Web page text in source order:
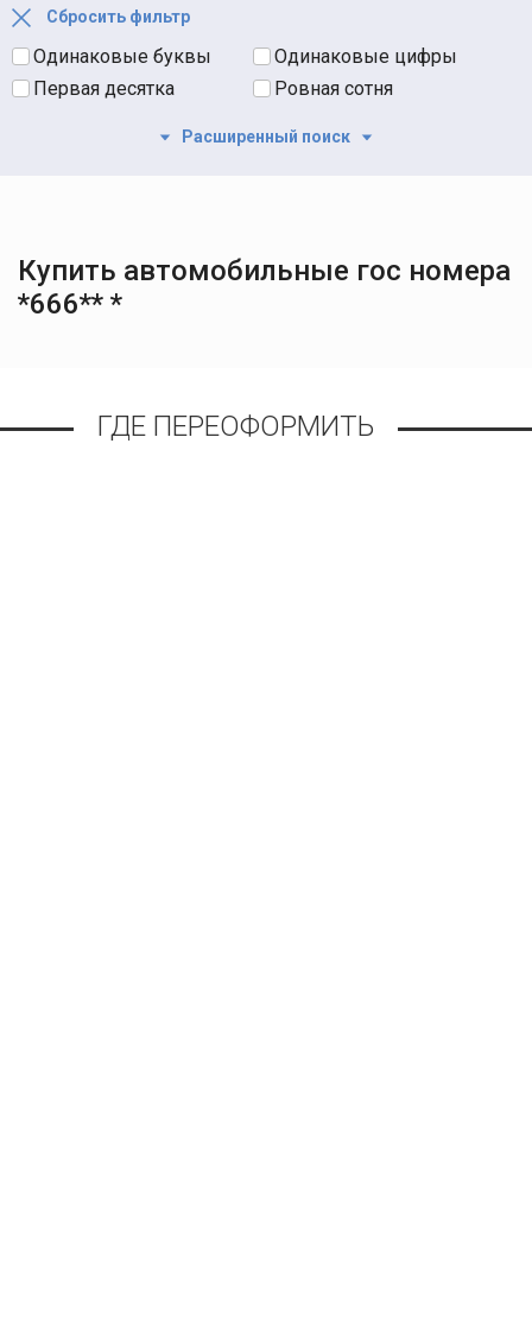
Сбросить фильтр
Одинаковые буквы
Одинаковые цифры
Первая десятка
Ровная сотня
Расширенный поиск
Купить автомобильные гос номера
*666** *
ГДЕ ПЕРЕОФОРМИТЬ